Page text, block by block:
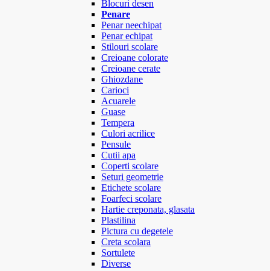
Blocuri desen
Penare
Penar neechipat
Penar echipat
Stilouri scolare
Creioane colorate
Creioane cerate
Ghiozdane
Carioci
Acuarele
Guase
Tempera
Culori acrilice
Pensule
Cutii apa
Coperti scolare
Seturi geometrie
Etichete scolare
Foarfeci scolare
Hartie creponata, glasata
Plastilina
Pictura cu degetele
Creta scolara
Sortulete
Diverse